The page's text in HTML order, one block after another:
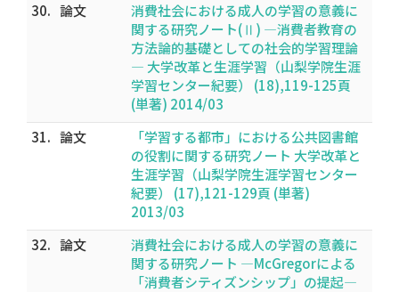
30. 論文
消費社会における成人の学習の意義に
関する研究ノート(Ⅱ) ―消費者教育の
方法論的基礎としての社会的学習理論
― 大学改革と生涯学習（山梨学院生涯
学習センター紀要） (18),119-125頁
(単著) 2014/03
31. 論文
「学習する都市」における公共図書館
の役割に関する研究ノート 大学改革と
生涯学習（山梨学院生涯学習センター
紀要） (17),121-129頁 (単著)
2013/03
32. 論文
消費社会における成人の学習の意義に
関する研究ノート ―McGregorによる
「消費者シティズンシップ」の提起―